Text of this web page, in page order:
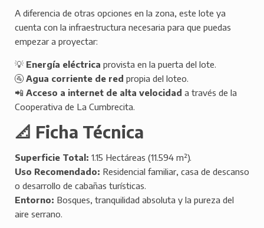
A diferencia de otras opciones en la zona, este lote ya
cuenta con la infraestructura necesaria para que puedas
empezar a proyectar:
💡 Energía eléctrica provista en la puerta del lote.
🚰 Agua corriente de red propia del loteo.
📲 Acceso a internet de alta velocidad a través de la
Cooperativa de La Cumbrecita.
📐 Ficha Técnica
Superficie Total: 1.15 Hectáreas (11.594 m²).
Uso Recomendado: Residencial familiar, casa de descanso
o desarrollo de cabañas turísticas.
Entorno: Bosques, tranquilidad absoluta y la pureza del
aire serrano.